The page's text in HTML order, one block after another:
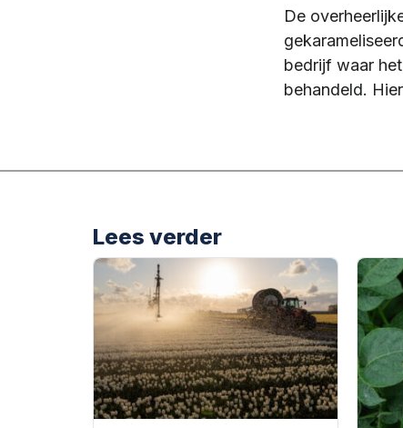
De
bedrijf waar
behandeld.
Lees verder